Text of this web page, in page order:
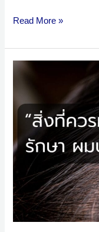
Read More »
สิ่ง
ทราบ
จะ
ตัดสิน
รักษา
เรื่อง